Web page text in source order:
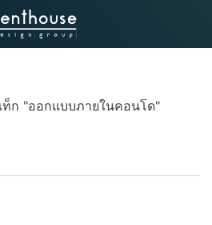
ก "ออกแบบภายในคอนโด"